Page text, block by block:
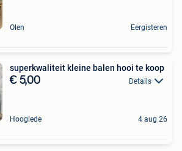
Olen Eergisteren
superkwaliteit kleine balen hooi te koop
€ 5,00 Details
Hooglede 4 aug 26